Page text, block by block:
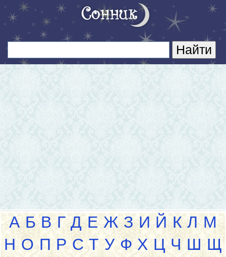
А Б В Г Д Е Ж З И Й К Л М
Н О П Р С Т У Ф Х Ц Ч Ш Щ